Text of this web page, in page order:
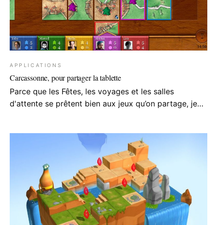
APPLICATIONS
Carcassonne, pour partager la tablette
Parce que les Fêtes, les voyages et les salles
d'attente se prêtent bien aux jeux qu’on partage, je…